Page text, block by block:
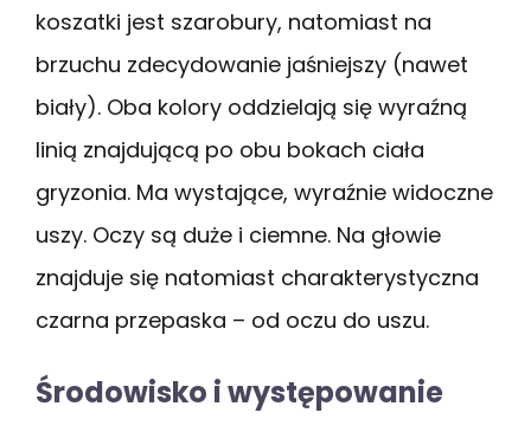
koszatki jest szarobury, natomiast na
brzuchu zdecydowanie jaśniejszy (nawet
biały). Oba kolory oddzielają się wyraźną
linią znajdującą po obu bokach ciała
gryzonia. Ma wystające, wyraźnie widoczne
uszy. Oczy są duże i ciemne. Na głowie
znajduje się natomiast charakterystyczna
czarna przepaska – od oczu do uszu.
Środowisko i występowanie